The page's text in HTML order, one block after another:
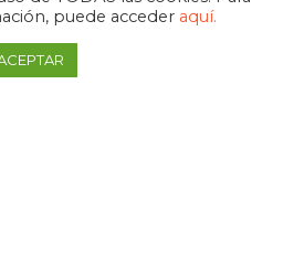
puede acceder aquí.